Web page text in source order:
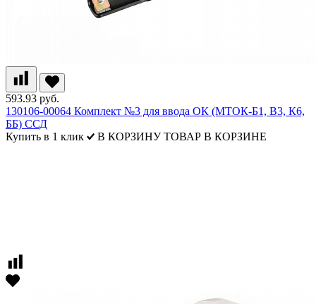
593.93 руб.
130106-00064 Комплект №3 для ввода ОК (МТОК-Б1, В3, К6,
ББ) ССД
Купить в 1 клик
В КОРЗИНУ ТОВАР В КОРЗИНЕ